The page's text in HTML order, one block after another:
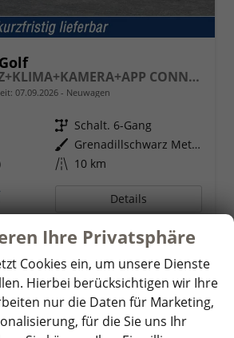
Prime ACC+SHZ+KLIMA+KAMERA+APP CONNECT+LED+17" ALU
07.09.2026 Neuwagen
Getriebe Schalt. 6-Gang
Außenfarbe
Grenadillschwarz Metallic
Kilometerstand 10 km
Details
5,50 l/100km
125,00 g/km
Ihre Privatsphäre
Cookies ein, um unsere Dienste
Hierbei berücksichtigen wir Ihre
nur die Daten für Marketing,
für die Sie uns Ihr